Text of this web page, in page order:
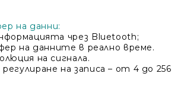
на данни:
чрез Bluetooth;
на данните в реално време.
на сигнала.
на записа – от 4 до 256